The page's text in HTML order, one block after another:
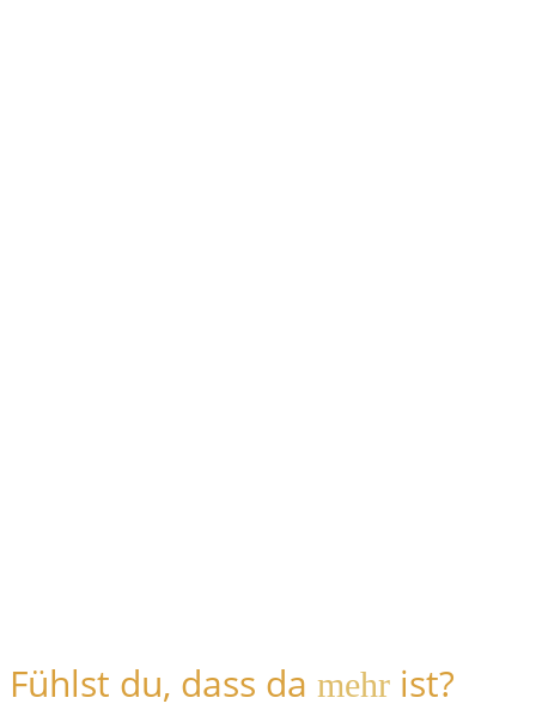
Fühlst du, dass da mehr ist?